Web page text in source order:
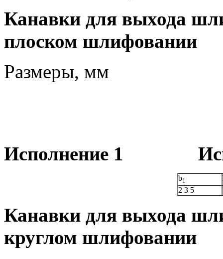
Канавки для выхода
плоском шлифовании
Размеры, мм
Исполнение 1
b1
2 35
Канавки для выхода
круглом шлифовании